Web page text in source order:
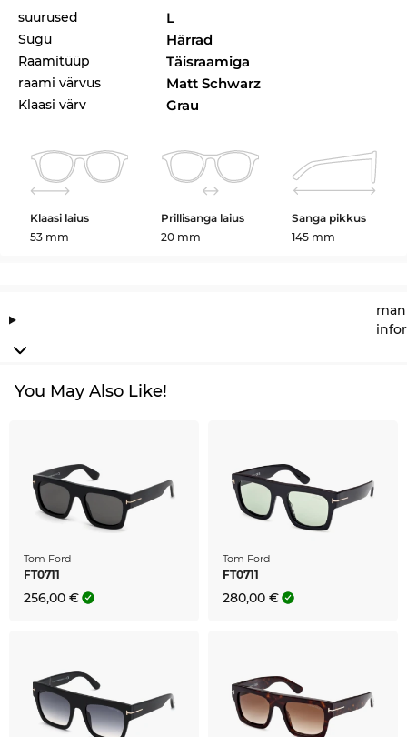
suurused L
Sugu Härrad
Raamitüüp Täisraamiga
raami värvus Matt Schwarz
Klaasi värv Grau
Klaasi laius
53 mm
Prillisanga laius
20 mm
Sanga pikkus
145 mm
You May Also Like!
Tom Ford
FT0711
256,00 €
Tom Ford
FT0711
280,00 €